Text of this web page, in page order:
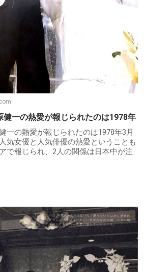
健一の熱愛が報じられたのは1978年
一の熱愛が報じられたのは1978年3月
気女優と人気俳優の熱愛ということも
で報じられ、2人の関係は日本中が注